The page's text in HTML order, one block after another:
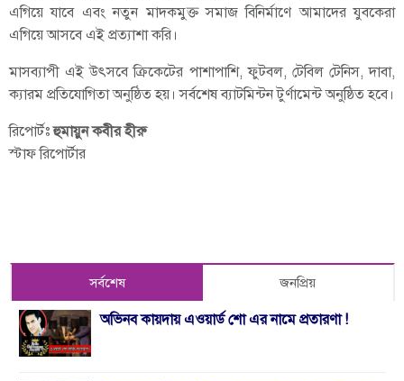
এগিয়ে যাবে এবং নতুন মাদকমুক্ত সমাজ বিনির্মাণে আমাদের যুবকেরা
এগিয়ে আসবে এই প্রত্যাশা করি।
মাসব্যাপী এই উৎসবে ক্রিকেটের পাশাপাশি, ফুটবল, টেবিল টেনিস, দাবা,
ক্যারম প্রতিযোগিতা অনুষ্ঠিত হয়। সর্বশেষ ব্যাটমিন্টন টুর্ণামেন্ট অনুষ্ঠিত হবে।
রিপোর্টঃহুমায়ুন কবীর হীরু
স্টাফ রিপোর্টার
সর্বশেষ জনপ্রিয়
অভিনব কায়দায় এওয়ার্ড শো এর নামে প্রতারণা !